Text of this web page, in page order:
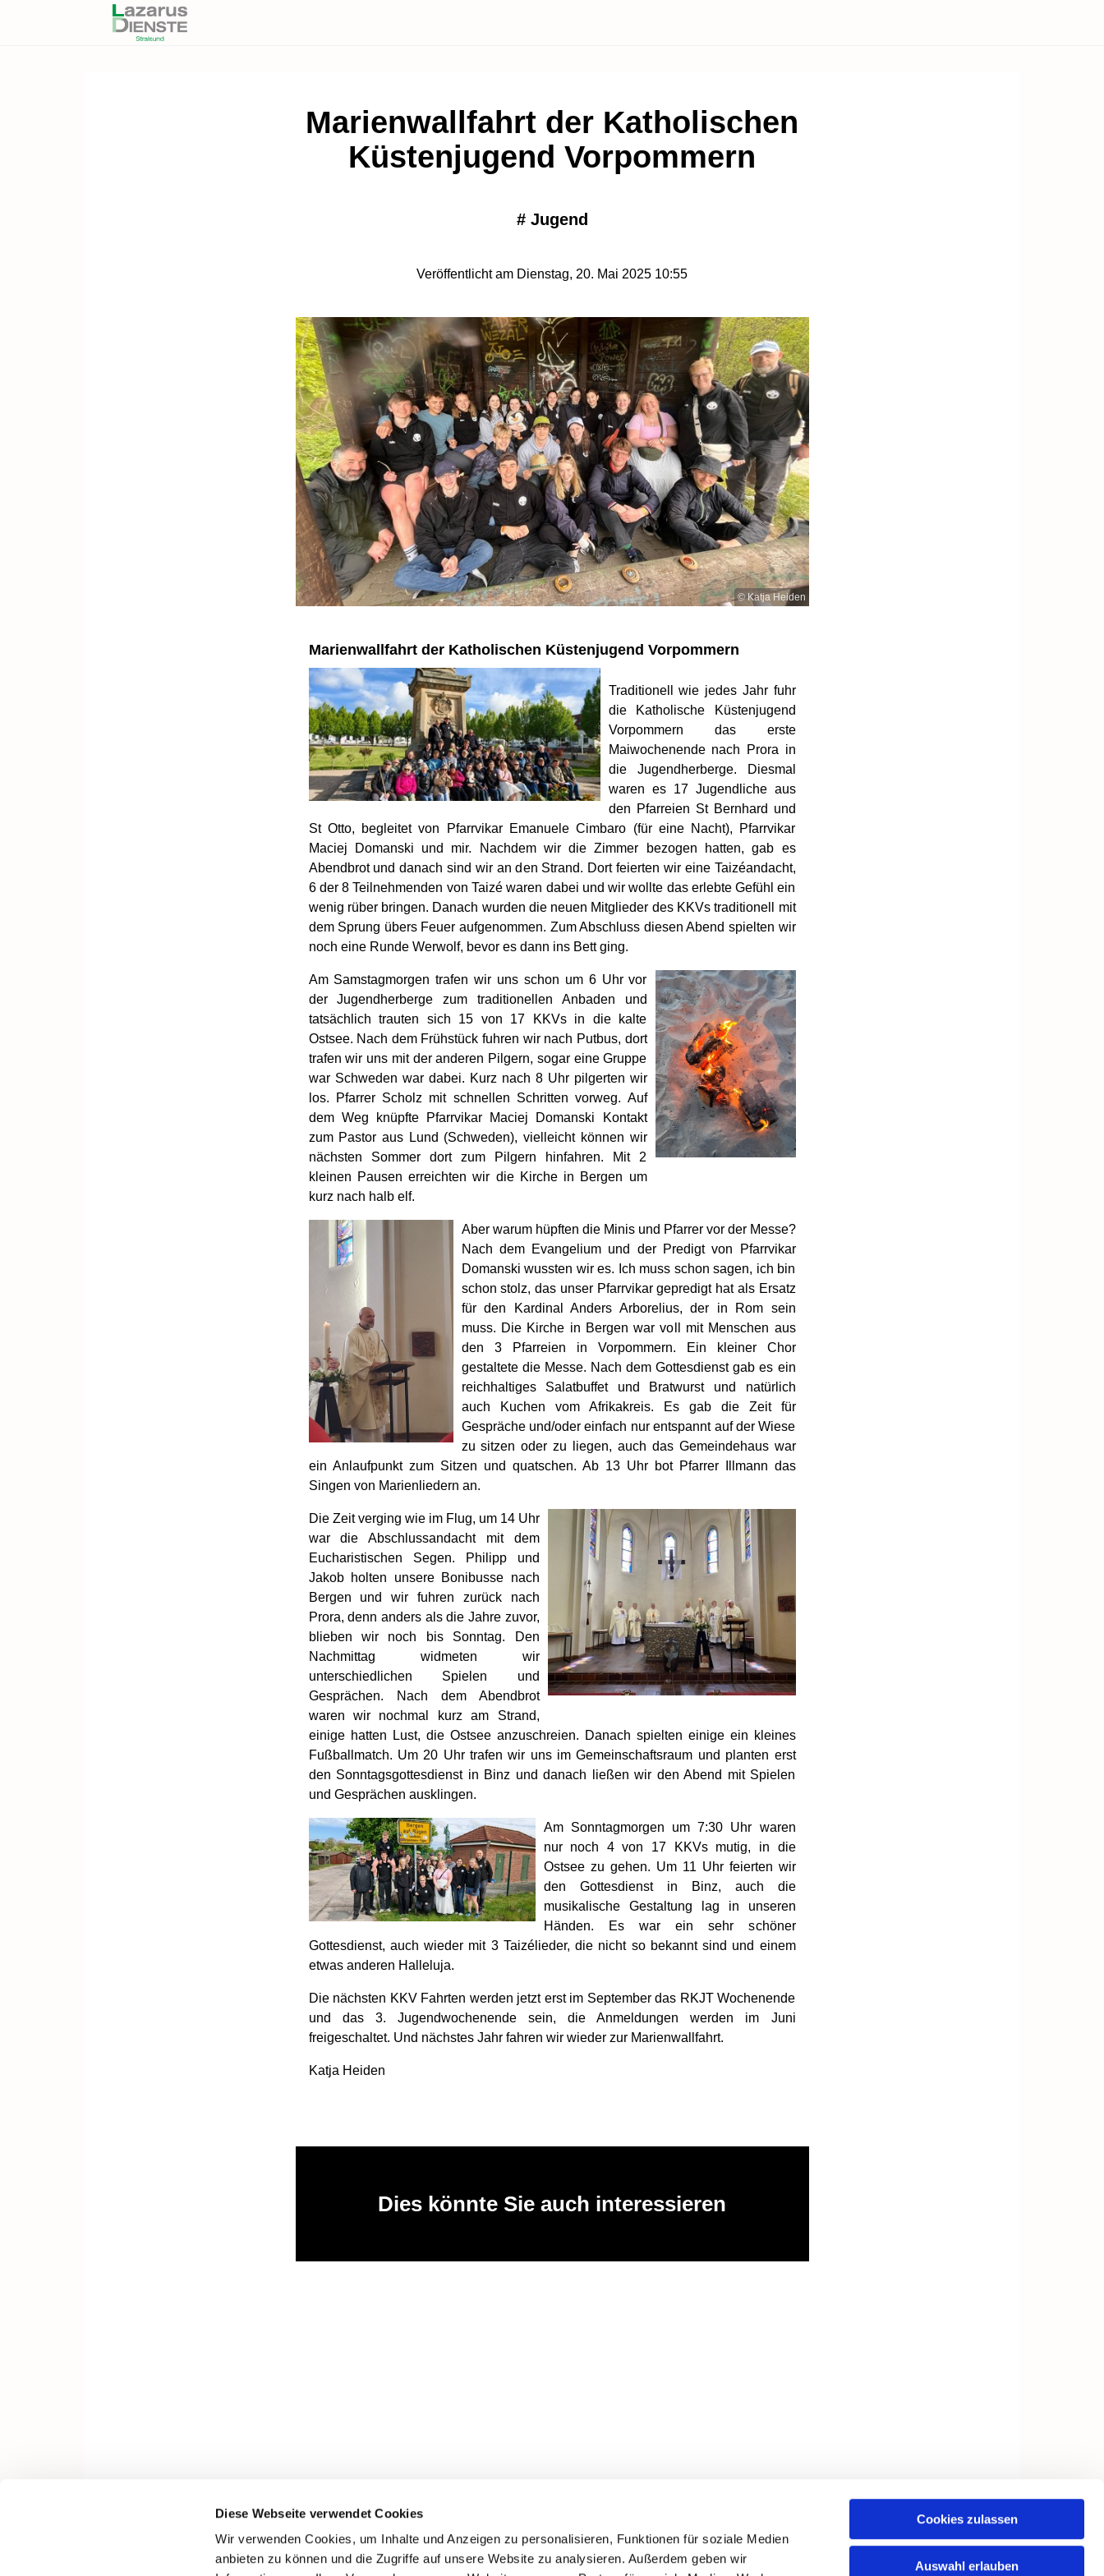
Diese Webseite verwendet Cookies
Wir verwenden Cookies, um Inhalte und Anzeigen zu personalisieren, Funktionen für soziale Medien
anbieten zu können und die Zugriffe auf unsere Website zu analysieren. Außerdem geben wir
Cookies zulassen
Auswahl erlauben
Marienwallfahrt der Katholischen
Küstenjugend Vorpommern
# Jugend
Veröffentlicht am Dienstag, 20. Mai 2025 10:55
© Katja Heiden
Marienwallfahrt der Katholischen Küstenjugend Vorpommern
Traditionell wie jedes Jahr fuhr
die Katholische Küstenjugend
Vorpommern das erste
Maiwochenende nach Prora in
die Jugendherberge. Diesmal
waren es 17 Jugendliche aus
den Pfarreien St Bernhard und
St Otto, begleitet von Pfarrvikar Emanuele Cimbaro (für eine Nacht), Pfarrvikar
Maciej Domanski und mir. Nachdem wir die Zimmer bezogen hatten, gab es
Abendbrot und danach sind wir an den Strand. Dort feierten wir eine Taizéandacht,
6 der 8 Teilnehmenden von Taizé waren dabei und wir wollte das erlebte Gefühl ein
wenig rüber bringen. Danach wurden die neuen Mitglieder des KKVs traditionell mit
dem Sprung übers Feuer aufgenommen. Zum Abschluss diesen Abend spielten wir
noch eine Runde Werwolf, bevor es dann ins Bett ging.
Am Samstagmorgen trafen wir uns schon um 6 Uhr vor
der Jugendherberge zum traditionellen Anbaden und
tatsächlich trauten sich 15 von 17 KKVs in die kalte
Ostsee. Nach dem Frühstück fuhren wir nach Putbus, dort
trafen wir uns mit der anderen Pilgern, sogar eine Gruppe
war Schweden war dabei. Kurz nach 8 Uhr pilgerten wir
los. Pfarrer Scholz mit schnellen Schritten vorweg. Auf
dem Weg knüpfte Pfarrvikar Maciej Domanski Kontakt
zum Pastor aus Lund (Schweden), vielleicht können wir
nächsten Sommer dort zum Pilgern hinfahren. Mit 2
kleinen Pausen erreichten wir die Kirche in Bergen um
kurz nach halb elf.
Aber warum hüpften die Minis und Pfarrer vor der Messe?
Nach dem Evangelium und der Predigt von Pfarrvikar
Domanski wussten wir es. Ich muss schon sagen, ich bin
schon stolz, das unser Pfarrvikar gepredigt hat als Ersatz
für den Kardinal Anders Arborelius, der in Rom sein
muss. Die Kirche in Bergen war voll mit Menschen aus
den 3 Pfarreien in Vorpommern. Ein kleiner Chor
gestaltete die Messe. Nach dem Gottesdienst gab es ein
reichhaltiges Salatbuffet und Bratwurst und natürlich
auch Kuchen vom Afrikakreis. Es gab die Zeit für
Gespräche und/oder einfach nur entspannt auf der Wiese
zu sitzen oder zu liegen, auch das Gemeindehaus war
ein Anlaufpunkt zum Sitzen und quatschen. Ab 13 Uhr bot Pfarrer Illmann das
Singen von Marienliedern an.
Die Zeit verging wie im Flug, um 14 Uhr
war die Abschlussandacht mit dem
Eucharistischen Segen. Philipp und
Jakob holten unsere Bonibusse nach
Bergen und wir fuhren zurück nach
Prora, denn anders als die Jahre zuvor,
blieben wir noch bis Sonntag. Den
Nachmittag widmeten wir
unterschiedlichen Spielen und
Gesprächen. Nach dem Abendbrot
waren wir nochmal kurz am Strand,
einige hatten Lust, die Ostsee anzuschreien. Danach spielten einige ein kleines
Fußballmatch. Um 20 Uhr trafen wir uns im Gemeinschaftsraum und planten erst
den Sonntagsgottesdienst in Binz und danach ließen wir den Abend mit Spielen
und Gesprächen ausklingen.
Am Sonntagmorgen um 7:30 Uhr waren
nur noch 4 von 17 KKVs mutig, in die
Ostsee zu gehen. Um 11 Uhr feierten wir
den Gottesdienst in Binz, auch die
musikalische Gestaltung lag in unseren
Händen. Es war ein sehr schöner
Gottesdienst, auch wieder mit 3 Taizélieder, die nicht so bekannt sind und einem
etwas anderen Halleluja.
Die nächsten KKV Fahrten werden jetzt erst im September das RKJT Wochenende
und das 3. Jugendwochenende sein, die Anmeldungen werden im Juni
freigeschaltet. Und nächstes Jahr fahren wir wieder zur Marienwallfahrt.
Katja Heiden
Dies könnte Sie auch interessieren